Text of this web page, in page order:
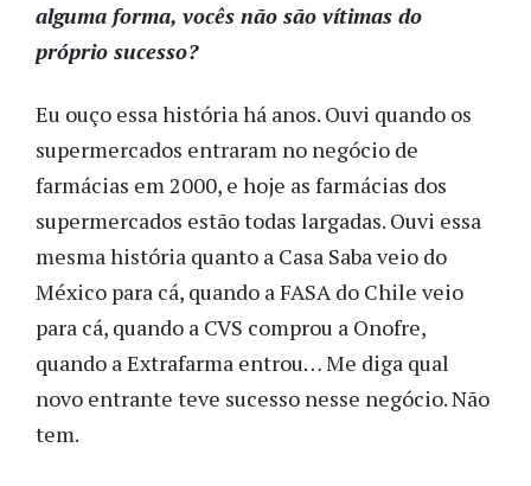
alguma forma, vocês não são vítimas do
próprio sucesso?
Eu ouço essa história há anos. Ouvi quando os
supermercados entraram no negócio de
farmácias em 2000, e hoje as farmácias dos
supermercados estão todas largadas. Ouvi essa
mesma história quanto a Casa Saba veio do
México para cá, quando a FASA do Chile veio
para cá, quando a CVS comprou a Onofre,
quando a Extrafarma entrou… Me diga qual
novo entrante teve sucesso nesse negócio. Não
tem.